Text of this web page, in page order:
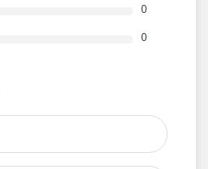
0
0